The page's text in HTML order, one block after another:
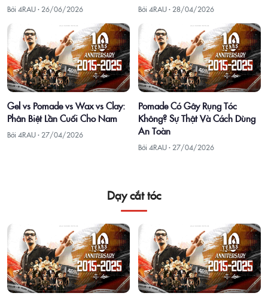
Bởi 4RAU · 26/06/2026 Bởi 4RAU · 28/04/2026
Gel vs Pomade vs Wax vs Clay:
Phân Biệt Lần Cuối Cho Nam
Bởi 4RAU · 27/04/2026
Pomade Có Gây Rụng Tóc
Không? Sự Thật Và Cách Dùng
An Toàn
Bởi 4RAU · 27/04/2026
Dạy cắt tóc